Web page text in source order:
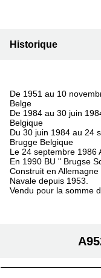
Historique
De 1951 au 10
Belge
De 1984 au 30 juin
Belgique
Du 30 juin 1984 au 24
Brugge Belgique
Le 24 septembre 1986
En 1990 BU " Brugse
Construit en
Navale depuis 1953.
Vendu pour la somme